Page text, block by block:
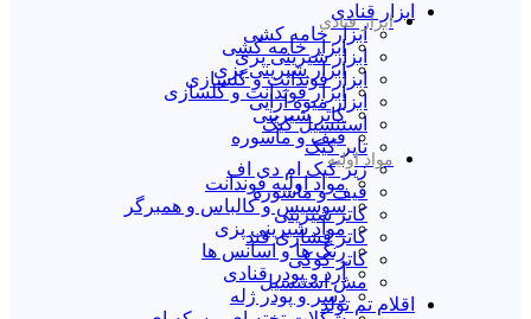
ابزار قنادی
ابزار خامه کشی
ابزار شیرینی پزی
ابزار فوندانت و گلسازی
ابزار میوه آرایی
استنسیل کیک
تاپر کیک
زیر کیک ام دی اف
قیف و ماسوره
کاتر شیرینی
کاتر فشاری قند
کاتر کوکی
مش استنسیل
اقلام تم تولد
ابزار قنادی
ابزار خامه کشی
ابزار شیرینی پزی
ابزار فوندانت و گلسازی
کاتر شیرینی
قیف و ماسوره
مواد اولیه
مواد اولیه فوندانت
سوسیس و کالباس و همبرگر
مواد شیرینی پزی
رنگ ها و اسانس ها
آرد و پودر قنادی
دسر و پودر ژله